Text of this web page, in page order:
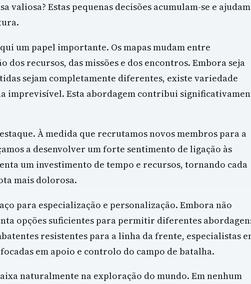
valiosa? Estas pequenas decisões acumulam-se e
um papel importante. Os mapas mudam entre
dos recursos, das missões e dos encontros. Embora seja
sejam completamente diferentes, existe variedade
imprevisível. Esta abordagem contribui
À medida que recrutamos novos membros para a
a desenvolver um forte sentimento de ligação às
um investimento de tempo e recursos, tornando cada
mais dolorosa.
para especialização e personalização. Embora não
opções suficientes para permitir diferentes
resistentes para a linha da frente, especialistas
em apoio e controlo do campo de batalha.
naturalmente na exploração do mundo. Em nenhum